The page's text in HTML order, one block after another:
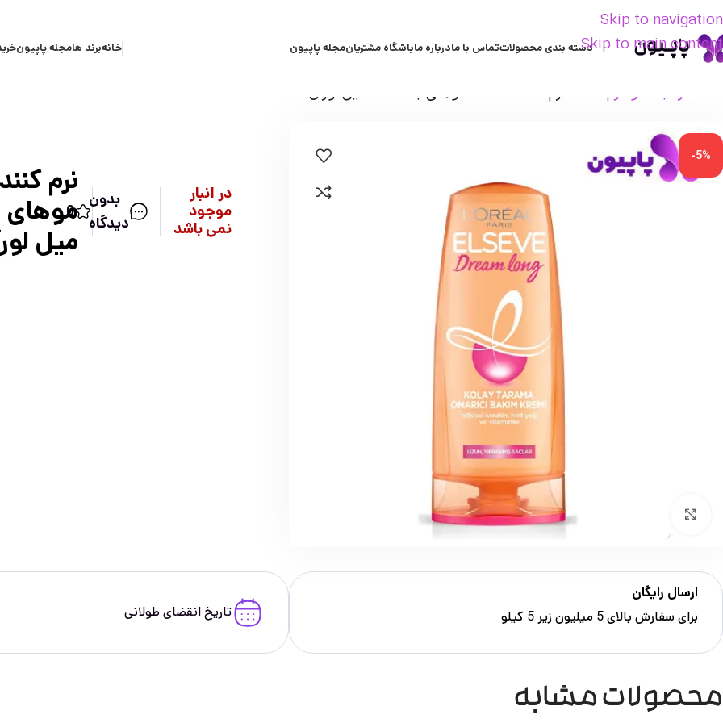
Skip to navigation
Skip to main contentدسته بندی محصولاتتماس با مادرباره ماباشگاه مشتریانمجله پاپیون خانهبرند هامجله پاپیون
مراقبت مو نرم کننده نرم کننده محافظ موهای بلند 360 میل لورآل
-5%
در انبار
موجود
نمی باشد
بدون
دیدگاه
0
نرم
میل
ارسال رایگان
برای سفارش‌ بالای 5 میلیون زیر 5 کیلو
تاریخ انقضای طولانی
محصولات مشابه